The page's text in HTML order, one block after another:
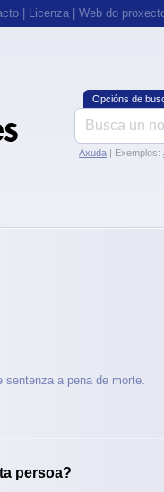
Licenza Web do
Opcións de
Axuda | Exemplos:
sentenza a pena de morte.
persoa?